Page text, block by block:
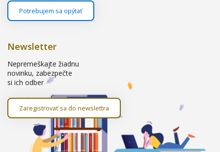
Potrebujem sa opýtať
Newsletter
Nepremeškajte žiadnu
novinku, zabezpečte
si ich odber
Zaregistrovať sa do newslettra